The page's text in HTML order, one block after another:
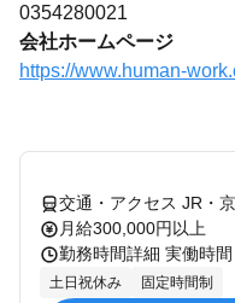
0354280021
会社ホームページ
https://www.human-
交通・アクセス JR・
月給300,000円以上
土日祝休み 固定時間制